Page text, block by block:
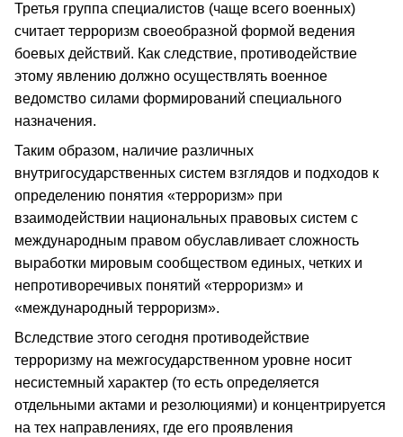
Третья группа специалистов (чаще всего военных)
считает терроризм своеобразной формой ведения
боевых действий. Как следствие, противодействие
этому явлению должно осуществлять военное
ведомство силами формирований специального
назначения.
Таким образом, наличие различных
внутригосударственных систем взглядов и подходов к
определению понятия «терроризм» при
взаимодействии национальных правовых систем с
международным правом обуславливает сложность
выработки мировым сообществом единых, четких и
непротиворечивых понятий «терроризм» и
«международный терроризм».
Вследствие этого сегодня противодействие
терроризму на межгосударственном уровне носит
несистемный характер (то есть определяется
отдельными актами и резолюциями) и концентрируется
на тех направлениях, где его проявления